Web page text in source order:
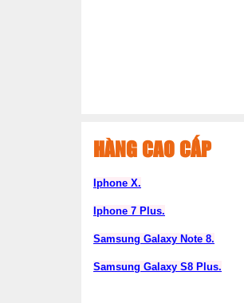
HÀNG CAO CẤP
Iphone X.
Iphone 7 Plus.
Samsung Galaxy Note 8.
Samsung Galaxy S8 Plus.